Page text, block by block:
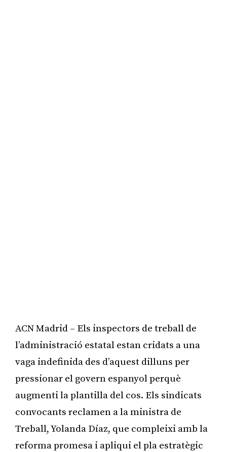
ACN Madrid – Els inspectors de treball de
l’administració estatal estan cridats a una
vaga indefinida des d’aquest dilluns per
pressionar el govern espanyol perquè
augmenti la plantilla del cos. Els sindicats
convocants reclamen a la ministra de
Treball, Yolanda Díaz, que compleixi amb la
reforma promesa i apliqui el pla estratègic